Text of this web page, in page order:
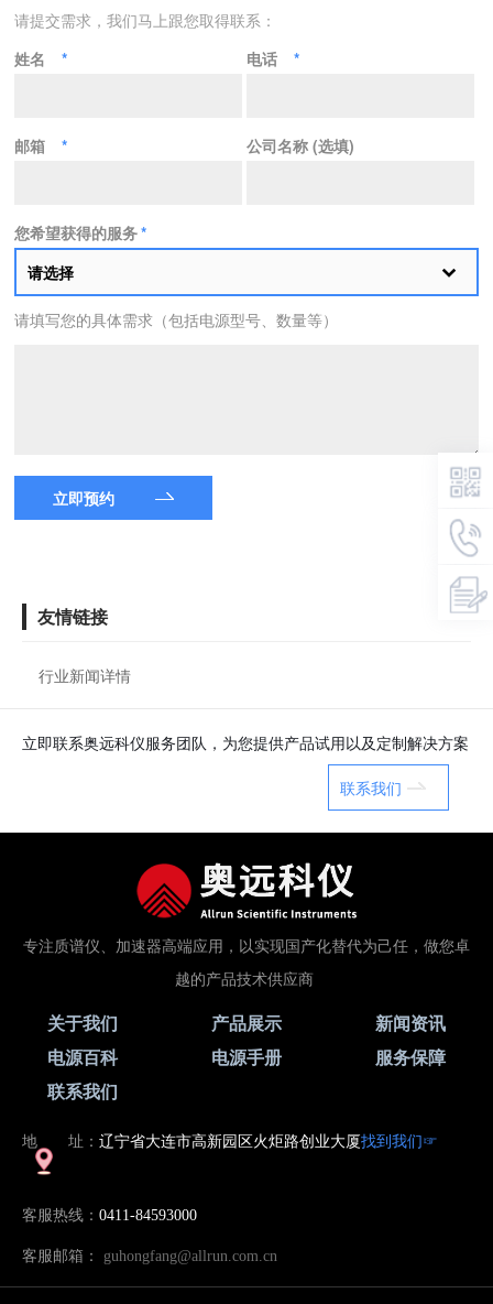
请提交需求，我们马上跟您取得联系：
姓名
* 电话 *
邮箱 * 公司名称 (选填)
您希望获得的服务*
请选择
请填写您的具体需求（包括电源型号、数量等）
立即预约
友情链接
行业新闻详情
立即联系奥远科仪服务团队，为您提供产品试用以及定制解决方案
联系我们
专注质谱仪、加速器高端应用，以实现国产化替代为己任，做您卓
越的产品技术供应商
关于我们 产品展示
新闻资讯
电源百科
电源手册
服务保障
联系我们
地 址： 辽宁省大连市高新园区火炬路创业大厦找到我们☞
客服热线： 0411-84593000
客服邮箱： guhongfang@allrun.com.cn